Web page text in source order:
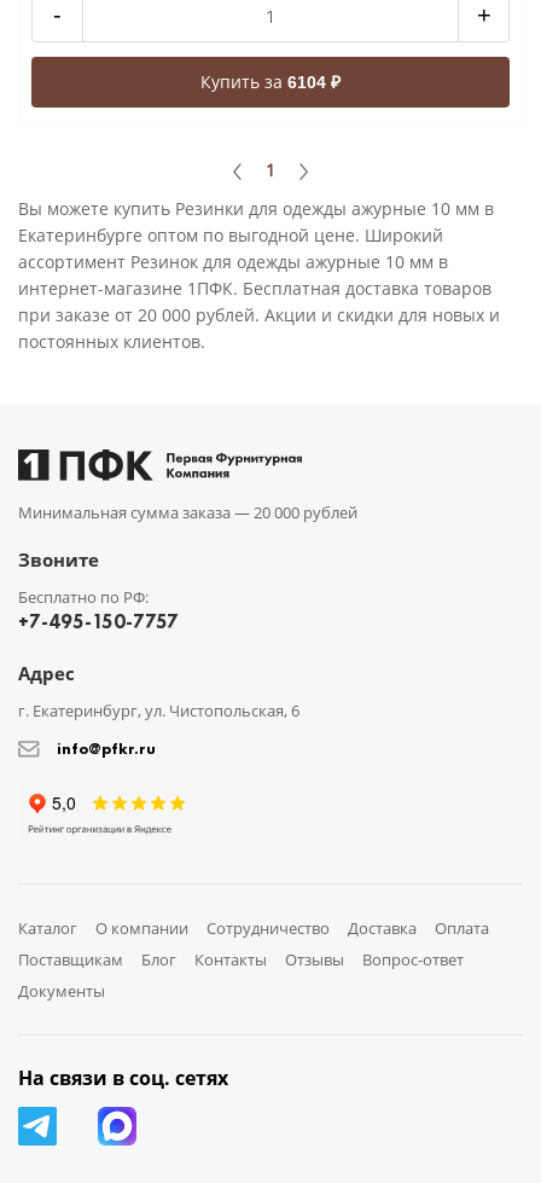
- +
Купить за 6104 ₽
1
Вы можете купить Резинки для одежды ажурные 10 мм в
Екатеринбурге оптом по выгодной цене. Широкий
ассортимент Резинок для одежды ажурные 10 мм в
интернет-магазине 1ПФК. Бесплатная доставка товаров
при заказе от 20 000 рублей. Акции и скидки для новых и
постоянных клиентов.
Минимальная сумма заказа —20 000 рублей
Звоните
Бесплатно по РФ:
+7-495-150-7757
Адрес
г. Екатеринбург, ул. Чистопольская, 6
info@pfkr.ru
Каталог О компании Сотрудничество Доставка
Оплата
Поставщикам
Блог Контакты Отзывы
Вопрос-ответ
Документы
На связи в соц. сетях